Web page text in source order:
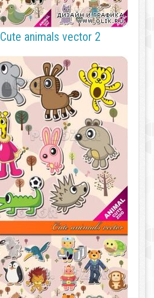
Cute animals vector 2